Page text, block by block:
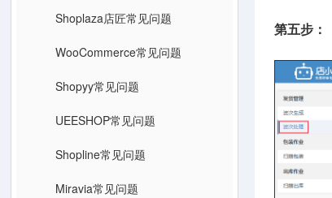
Shoplaza店匠常见问题
WooCommerce常见问题
Shopyy常见问题
UEESHOP常见问题
Shopline常见问题
Miravia常见问题
第五步：